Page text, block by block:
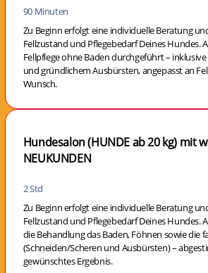
90 Minuten
Zu Beginn erfolgt eine individuelle Beratung
Fellzustand und Pflegebedarf Deines Hundes.
Fellpflege ohne Baden durchgeführt –
und gründlichem Ausbürsten, angepasst an
Wunsch.
Hundesalon (HUNDE ab 20 kg) mit
NEUKUNDEN
2 Std
Zu Beginn erfolgt eine individuelle Beratung
Fellzustand und Pflegebedarf Deines Hundes.
die Behandlung das Baden, Föhnen sowie die
(Schneiden/Scheren und Ausbürsten) –
gewünschtes Ergebnis.